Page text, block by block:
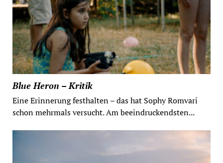
Blue Heron – Kritik
Eine Erinnerung festhalten – das hat Sophy Romvari
schon mehrmals versucht. Am beeindruckendsten...